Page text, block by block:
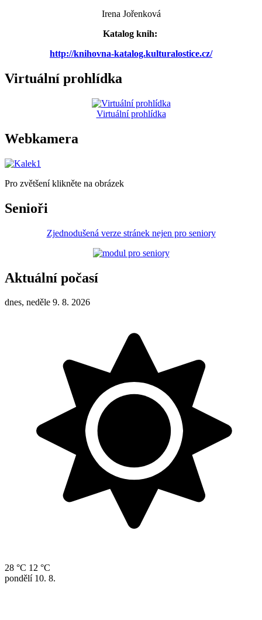
Irena Jořenková
Katalog knih:
http://knihovna-katalog.kulturalostice.cz/
Virtuální prohlídka
Virtuální prohlídka
Webkamera
Pro zvětšení klikněte na obrázek
Senioři
Zjednodušená verze stránek nejen pro seniory
Aktuální počasí
dnes, neděle 9. 8. 2026
28 °C 12 °C
pondělí 10. 8.